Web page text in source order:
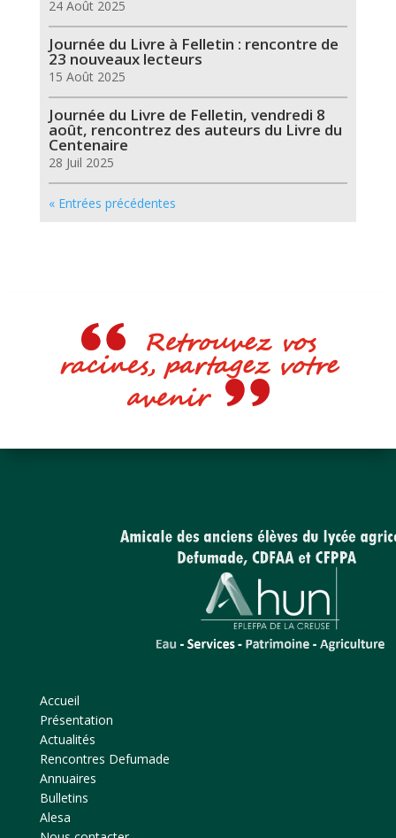
24 Août 2025
Journée du Livre à Felletin : rencontre de
23 nouveaux lecteurs
15 Août 2025
Journée du Livre de Felletin, vendredi 8
août, rencontrez des auteurs du Livre du
Centenaire
28 Juil 2025
« Entrées précédentes
Retrouvez vos
racines, partagez votre
avenir
Accueil
Présentation
Actualités
Rencontres Defumade
Annuaires
Bulletins
Alesa